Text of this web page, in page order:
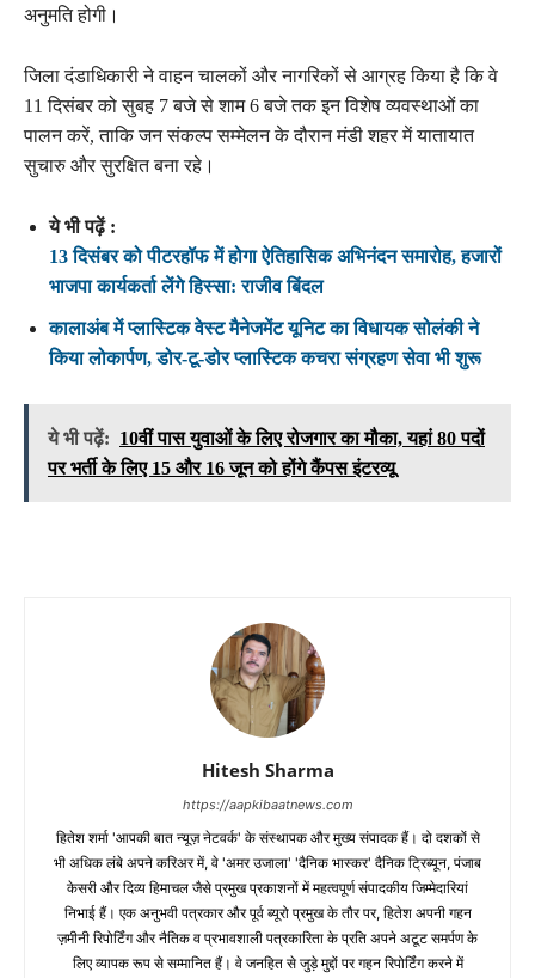
अनुमति होगी।
जिला दंडाधिकारी ने वाहन चालकों और नागरिकों से आग्रह किया है कि वे
11 दिसंबर को सुबह 7 बजे से शाम 6 बजे तक इन विशेष व्यवस्थाओं का
पालन करें, ताकि जन संकल्प सम्मेलन के दौरान मंडी शहर में यातायात
सुचारु और सुरक्षित बना रहे।
ये भी पढ़ें :
13 दिसंबर को पीटरहॉफ में होगा ऐतिहासिक अभिनंदन समारोह, हजारों
भाजपा कार्यकर्ता लेंगे हिस्सा: राजीव बिंदल
कालाअंब में प्लास्टिक वेस्ट मैनेजमेंट यूनिट का विधायक सोलंकी ने
किया लोकार्पण, डोर-टू-डोर प्लास्टिक कचरा संग्रहण सेवा भी शुरू
ये भी पढ़ें: 10वीं पास युवाओं के लिए रोजगार का मौका, यहां 80 पदों
पर भर्ती के लिए 15 और 16 जून को होंगे कैंपस इंटरव्यू
Hitesh Sharma
https://aapkibaatnews.com
हितेश शर्मा 'आपकी बात न्यूज़ नेटवर्क' के संस्थापक और मुख्य संपादक हैं। दो दशकों से
भी अधिक लंबे अपने करिअर में, वे 'अमर उजाला' 'दैनिक भास्कर' दैनिक ट्रिब्यून, पंजाब
केसरी और दिव्य हिमाचल जैसे प्रमुख प्रकाशनों में महत्वपूर्ण संपादकीय जिम्मेदारियां
निभाई हैं। एक अनुभवी पत्रकार और पूर्व ब्यूरो प्रमुख के तौर पर, हितेश अपनी गहन
ज़मीनी रिपोर्टिंग और नैतिक व प्रभावशाली पत्रकारिता के प्रति अपने अटूट समर्पण के
लिए व्यापक रूप से सम्मानित हैं। वे जनहित से जुड़े मुद्दों पर गहन रिपोर्टिंग करने में